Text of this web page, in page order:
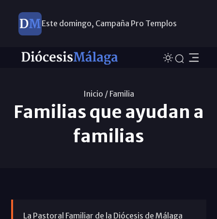
Este domingo, Campaña Pro Templos
Inicio / Familia
Familias que ayudan a
familias
La Pastoral Familiar de la Diócesis de Málaga